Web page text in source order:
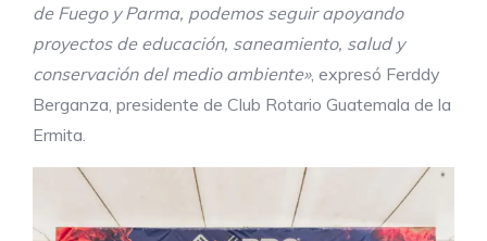
de Fuego y Parma, podemos seguir apoyando
proyectos de educación, saneamiento, salud y
conservación del medio ambiente», expresó Ferddy
Berganza, presidente de Club Rotario Guatemala de la
Ermita.